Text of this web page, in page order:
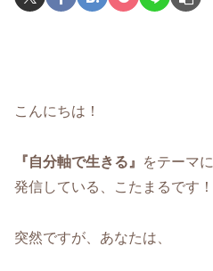
こんにちは！
『自分軸で生きる』
をテーマに
発信している、こたまるです！
突然ですが、あなたは、